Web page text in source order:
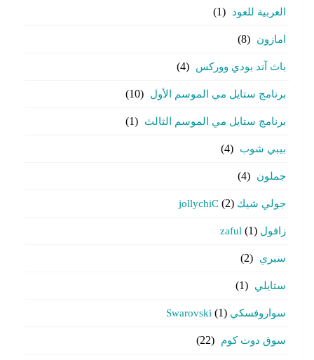
العربية للعود (1)
امازون (8)
باث آند بودي ووركس (4)
برنامج ستايل مي الموسم الأول (10)
برنامج ستايل مي الموسم الثالث (1)
بيبي شوب (4)
جملون (4)
جولي شيك jollychiC (2)
زافول zaful (1)
سبري (2)
ستايلي (1)
سواروفسكي Swarovski (1)
سوق دوت كوم (22)